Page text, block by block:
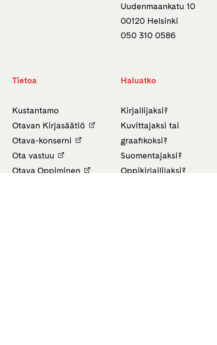
Uudenmaankatu 10
00120 Helsinki
050 310 0586
Tietoa
Kustantamo
Otavan Kirjasäätiö
Otava-konserni
Ota vastuu
Otava Oppiminen
Haluatko
Kirjailijaksi?
Kuvittajaksi tai
graafikoksi?
Suomentajaksi?
Oppikirjailijaksi?